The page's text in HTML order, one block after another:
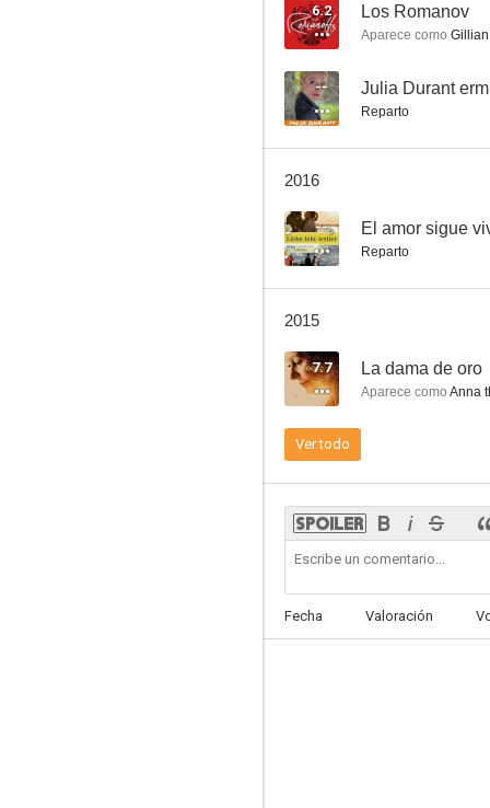
Heldt
--
6.2 Los Romanov
Aparece como Gillian
-- Julia Durant
Reparto
2016
-- El amor sigue
Reparto
2015
7.7 La dama de oro
Aparece como Anna
Ver todo
Fecha Valoración